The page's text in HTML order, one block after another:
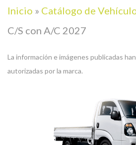
Inicio » Catálogo de
C/S con A/C 2027
La información e imágenes publicadas
autorizadas por la marca.